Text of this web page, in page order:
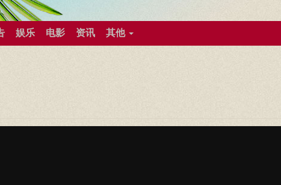
娱乐 电影 资讯 其他